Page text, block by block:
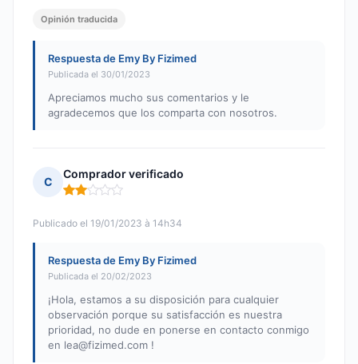
Opinión traducida
Respuesta de Emy By Fizimed
Publicada el 30/01/2023
Apreciamos mucho sus comentarios y le
agradecemos que los comparta con nosotros.
C
Comprador verificado
Nota: 2 de 5
Publicado el 19/01/2023 à 14h34
Respuesta de Emy By Fizimed
Publicada el 20/02/2023
¡Hola, estamos a su disposición para cualquier
observación porque su satisfacción es nuestra
prioridad, no dude en ponerse en contacto conmigo
en lea@fizimed.com !